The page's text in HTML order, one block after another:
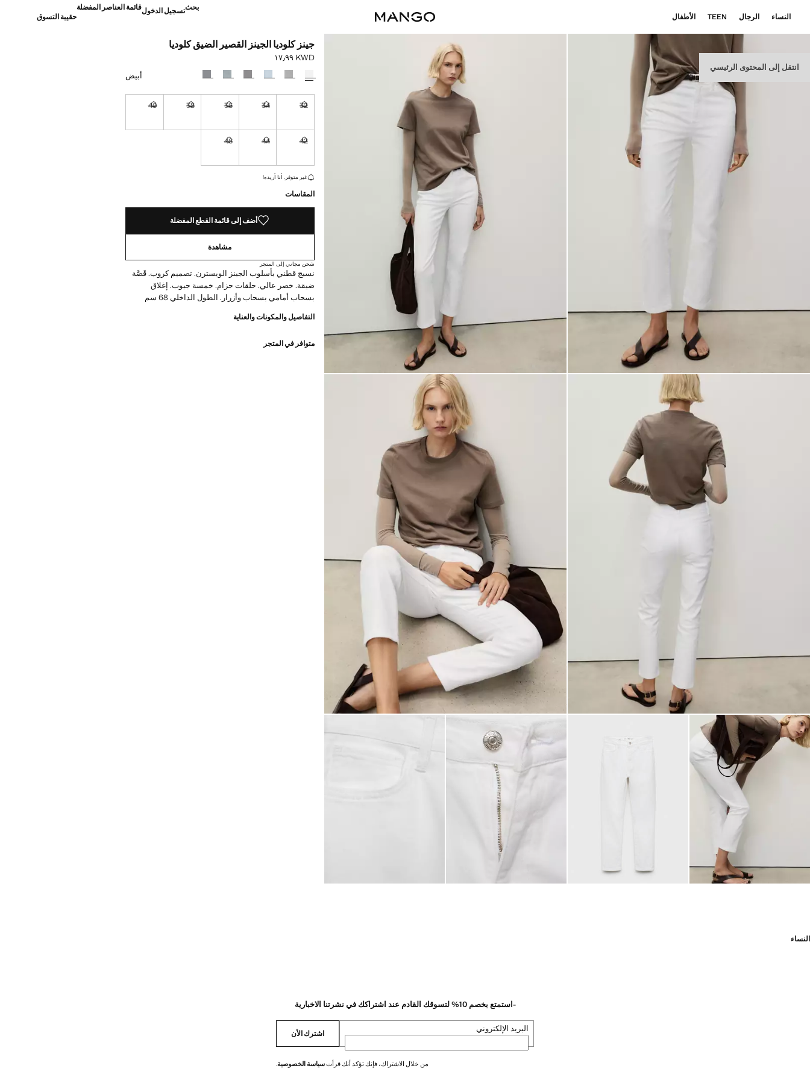
انتقل إلى المحتوى الرئيسي
النساء الرجال TEEN الأطفال
بحثتسجيل الدخولقائمة العناصر المفضلة
حقيبة التسوق
جينز كلوديا الجينز القصير الضيق كلوديا
السعر الحالي [KWD ١٧٫٩٩ ]
KWD ١٧٫٩٩
حدد اللون
أبيض
32
34
36
38
40
42
44
46
القطع الأخيرة!
غير متوفر. أنا أريده!
المقاسات
أضف إلى قائمة القطع المفضلة
مشاهدة
شحن مجاني إلى المتجر
نسيج قطني بأسلوب الجينز الويسترن. تصميم كروب. قَصَّة
ضيقة. خصر عالي. حلقات حزام. خمسة جيوب. إغلاق
بسحاب أمامي بسحاب وأزرار. الطول الداخلي 68 سم
التفاصيل والمكونات والعناية
متوافر في المتجر
النساء
-استمتع بخصم 10% لتسوقك القادم عند اشتراكك في نشرتنا الاخبارية
البريد الإلكتروني اشترك الأن
من خلال الاشتراك، فإنك تؤكد أنك قرأتسياسة الخصوصية.